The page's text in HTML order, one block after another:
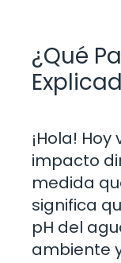
¿Qué
¡Hola!
impacto
medida
significa
pH del
ambiente